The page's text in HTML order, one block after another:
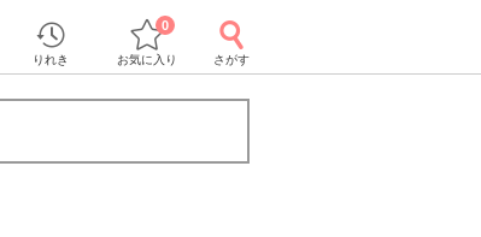
りれき お気に入り
0
さがす